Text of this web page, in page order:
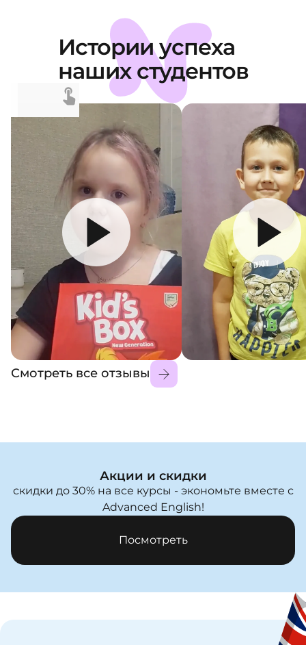
Истории успеха
наших студентов
Смотреть все отзывы
Акции и скидки
скидки до 30% на все курсы - экономьте вместе с
Advanced English!
Посмотреть